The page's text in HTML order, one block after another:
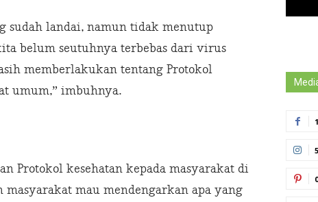
sudah landai, namun tidak menutup
belum seutuhnya terbebas dari virus
memberlakukan tentang Protokol
umum,” imbuhnya.
Protokol kesehatan kepada masyarakat di
mau mendengarkan apa yang
0